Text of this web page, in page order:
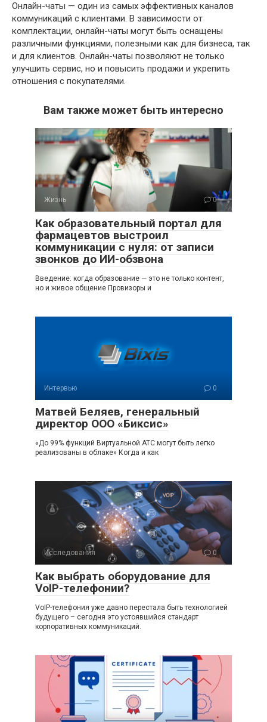
Онлайн-чаты — один из самых эффективных каналов
коммуникаций с клиентами. В зависимости от
комплектации, онлайн-чаты могут быть оснащены
различными функциями, полезными как для бизнеса, так
и для клиентов. Онлайн-чаты позволяют не только
улучшить сервис, но и повысить продажи и укрепить
отношения с покупателями.
Вам также может быть интересно
Жизнь 0
Как образовательный портал для
фармацевтов выстроил
коммуникации с нуля: от записи
звонков до ИИ-обзвона
Введение: когда образование — это не только контент,
но и живое общение Провизоры и
Интервью 0
Матвей Беляев, генеральный
директор ООО «Биксис»
«До 99% функций Виртуальной АТС могут быть легко
реализованы в облаке» Когда и как
Исследования 0
Как выбрать оборудование для
VoIP-телефонии?
VoIP-телефония уже давно перестала быть технологией
будущего – сегодня это устоявшийся стандарт
корпоративных коммуникаций.